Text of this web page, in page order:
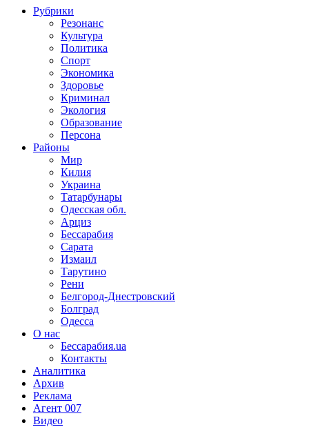
Рубрики
Резонанс
Культура
Политика
Спорт
Экономика
Здоровье
Криминал
Экология
Образование
Персона
Районы
Мир
Килия
Украина
Татарбунары
Одесская обл.
Арциз
Бессарабия
Сарата
Измаил
Тарутино
Рени
Белгород-Днестровский
Болград
Одесса
О нас
Бессарабия.ua
Контакты
Аналитика
Архив
Реклама
Агент 007
Видео